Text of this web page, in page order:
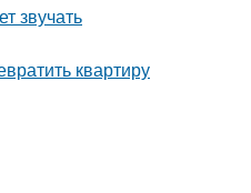
звучать
квартиру